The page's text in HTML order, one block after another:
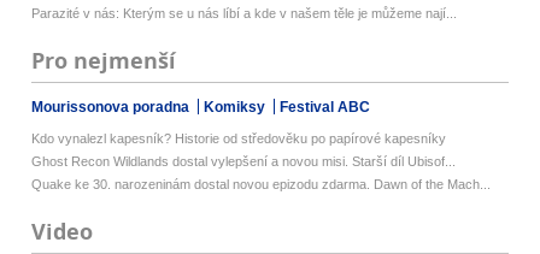
Parazité v nás: Kterým se u nás líbí a kde v našem těle je můžeme nají...
Pro nejmenší
Mourissonova poradna Komiksy Festival ABC
Kdo vynalezl kapesník? Historie od středověku po papírové kapesníky
Ghost Recon Wildlands dostal vylepšení a novou misi. Starší díl Ubisof...
Quake ke 30. narozeninám dostal novou epizodu zdarma. Dawn of the Mach...
Video